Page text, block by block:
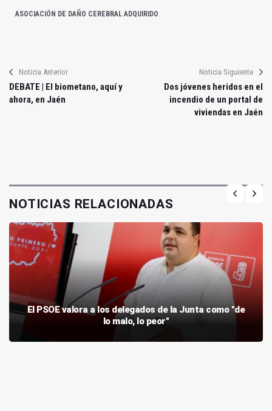
ASOCIACIÓN DE DAÑO CEREBRAL ADQUIRIDO
Noticia Anterior
DEBATE | El biometano, aquí y
ahora, en Jaén
Noticia Siguiente
Dos jóvenes heridos en el
incendio de un portal de
viviendas en Jaén
NOTICIAS RELACIONADAS
El PSOE valora a los delegados de la Junta como "de
lo malo, lo peor"